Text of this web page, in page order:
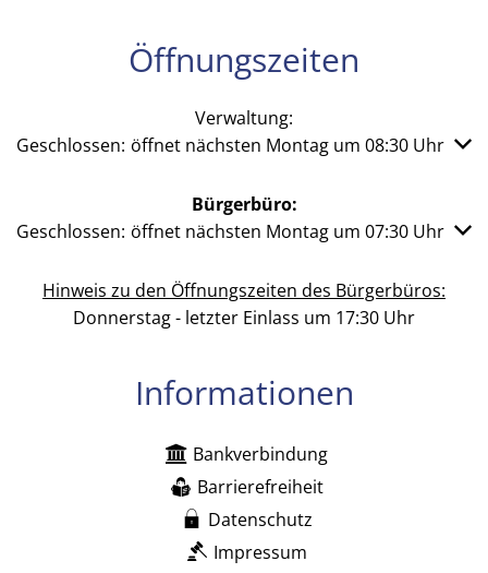
Öffnungszeiten
Verwaltung:
Klicken, um weitere Öffnungs- oder Schließzeiten
Geschlossen: öffnet nächsten Montag um 08:30 Uhr
Bürgerbüro:
Klicken, um weitere Öffnungs- oder Schließzeiten
Geschlossen: öffnet nächsten Montag um 07:30 Uhr
Hinweis zu den Öffnungszeiten des Bürgerbüros:
Donnerstag - letzter Einlass um 17:30 Uhr
Informationen
Bankverbindung
Barrierefreiheit
Datenschutz
Impressum